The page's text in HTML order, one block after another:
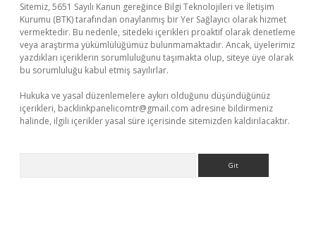
Sitemiz, 5651 Sayılı Kanun gereğince Bilgi Teknolojileri ve İletişim
Kurumu (BTK) tarafından onaylanmış bir Yer Sağlayıcı olarak hizmet
vermektedir. Bu nedenle, sitedeki içerikleri proaktif olarak denetleme
veya araştırma yükümlülüğümüz bulunmamaktadır. Ancak, üyelerimiz
yazdıkları içeriklerin sorumluluğunu taşımakta olup, siteye üye olarak
bu sorumluluğu kabul etmiş sayılırlar.
Hukuka ve yasal düzenlemelere aykırı olduğunu düşündüğünüz
içerikleri, backlinkpanelicomtr@gmail.com adresine bildirmeniz
halinde, ilgili içerikler yasal süre içerisinde sitemizden kaldırılacaktır.